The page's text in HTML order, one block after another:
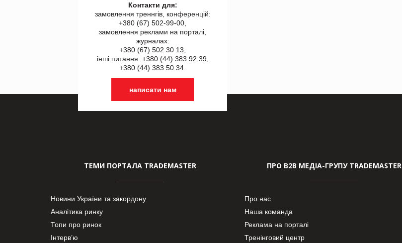
Контакти для:
замовлення треннгів, конференцій:
+380 (67) 502-99-00,
замовлення реклами на порталі,
журналах:
+380 (67) 502 30 13,
інші питання: +380 (44) 383 92 39,
+380 (44) 383 50 34.
написати нам
ТЕМИ ПОРТАЛА TRADEMASTER
Новини України та закордону
Аналітика ринку
Топи про ринок
Інтерв’ю
ПРО В2В МЕДІА-ГРУПУ TRADEMASTER
Про нас
Наша команда
Реклама на порталі
Тренінговий центр